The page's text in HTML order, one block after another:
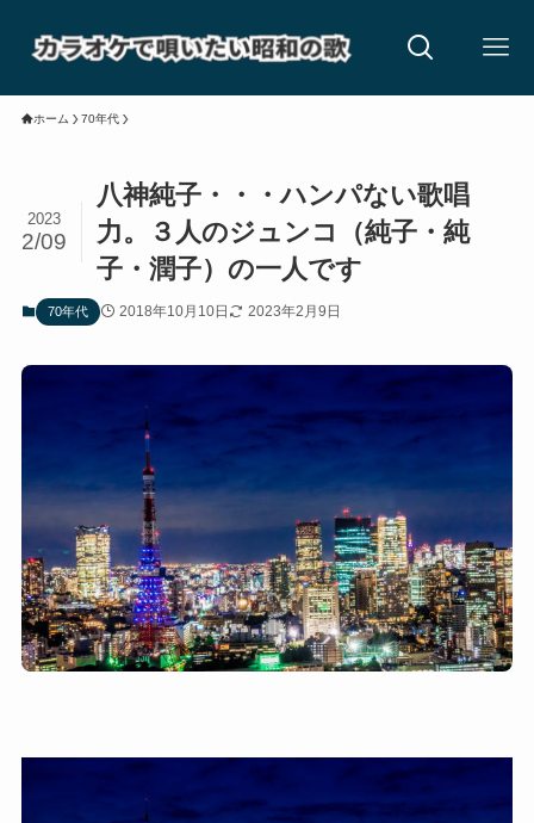
ホーム 70年代
八神純子・・・ハンパない歌唱
力。３人のジュンコ（純子・純
子・潤子）の一人です
2023
2/09
70年代 2018年10月10日 2023年2月9日